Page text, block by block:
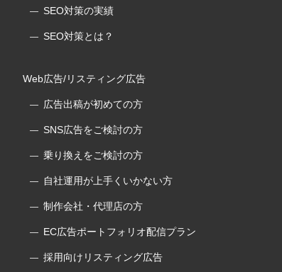
SEO対策の実績
SEO対策とは？
Web広告/リスティング広告
広告出稿が初めての方
SNS広告をご検討の方
乗り換えをご検討の方
自社運用が上手くいかない方
制作会社・代理店の方
EC広告ポートフォリオ配信プラン
採用向けリスティング広告